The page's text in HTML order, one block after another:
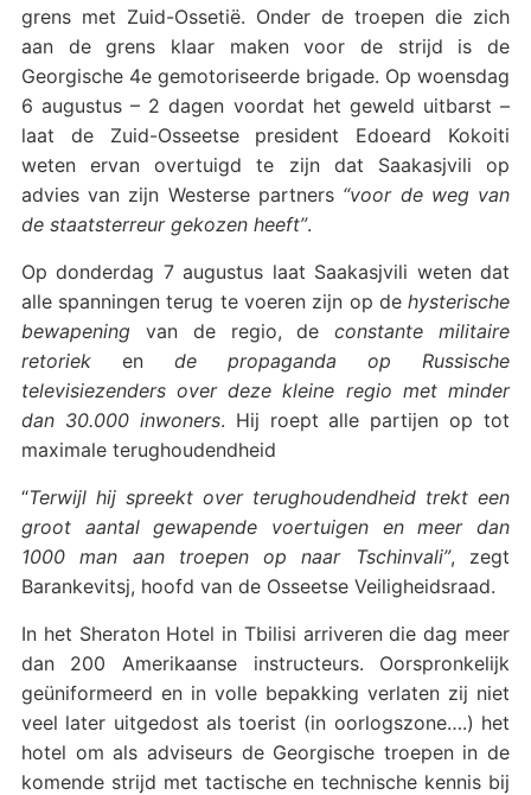
grens met Zuid-Ossetië. Onder de troepen die zich
aan de grens klaar maken voor de strijd is de
Georgische 4e gemotoriseerde brigade. Op woensdag
6 augustus – 2 dagen voordat het geweld uitbarst –
laat de Zuid-Osseetse president Edoeard Kokoiti
weten ervan overtuigd te zijn dat Saakasjvili op
advies van zijn Westerse partners “voor de weg van
de staatsterreur gekozen heeft”.
Op donderdag 7 augustus laat Saakasjvili weten dat
alle spanningen terug te voeren zijn op dehysterische
bewapeningvan de regio, deconstante militaire
retorieken de propaganda op Russische
televisiezenders over deze kleine regio met minder
dan 30.000 inwoners. Hij roept alle partijen op tot
maximale terughoudendheid
“Terwijl hij spreekt over terughoudendheid trekt een
groot aantal gewapende voertuigen en meer dan
1000 man aan troepen op naar Tschinvali”, zegt
Barankevitsj, hoofd van de Osseetse Veiligheidsraad.
In het Sheraton Hotel in Tbilisi arriveren die dag meer
dan 200 Amerikaanse instructeurs. Oorspronkelijk
geüniformeerd en in volle bepakking verlaten zij niet
veel later uitgedost als toerist (in oorlogszone….) het
hotel om als adviseurs de Georgische troepen in de
komende strijd met tactische en technische kennis bij